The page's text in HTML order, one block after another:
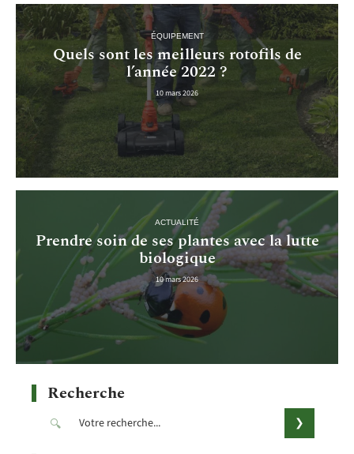
ÉQUIPEMENT
Quels sont les meilleurs rotofils de
l’année 2022 ?
10 mars 2026
ACTUALITÉ
Prendre soin de ses plantes avec la lutte
biologique
10 mars 2026
Recherche